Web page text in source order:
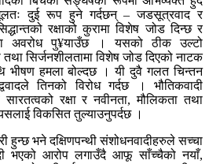
दुई रूप हुने गर्दछन् – जडसूत्रवाद र
रक्षाको कुरामा विशेष जोड दिन्छ र
अवरोध पु¥याउँछ । यसको ठीक उल्टो
सिर्जनशीलतामा विशेष जोड दिएको नाटक
भीषण हमला बोल्दछ । यी दुवै गलत चिन्तन
तिनको विरोध गर्दछ । भौतिकवादी
सारतत्वको रक्षा र नवीनता, मौलिकता तथा
विकसित तुल्याउनुपर्दछ ।
हुन्छ भने दक्षिणपन्थी संशोधनवादीहरुले सच्चा
भएको आरोप लगाउँदै आफू साँच्चैको नयाँ,